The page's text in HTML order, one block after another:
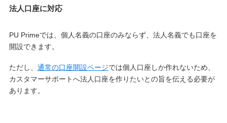
法人口座に対応
PU Primeでは、個人名義の口座のみならず、法人名義でも口座を
開設できます。
ただし、 通常の口座開設ページでは個人口座しか作れないため、
カスタマーサポートへ法人口座を作りたいとの旨を伝える必要が
あります。